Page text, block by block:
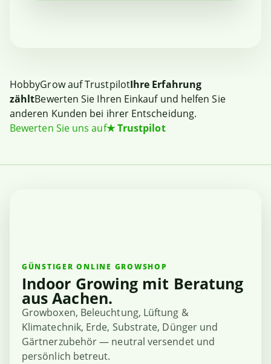
HobbyGrow auf TrustpilotIhre Erfahrung
zähltBewerten Sie Ihren Einkauf und helfen Sie
anderen Kunden bei ihrer Entscheidung.
Bewerten Sie uns auf★Trustpilot
GÜNSTIGER ONLINE GROWSHOP
Indoor Growing mit Beratung
aus Aachen.
Growboxen, Beleuchtung, Lüftung &
Klimatechnik, Erde, Substrate, Dünger und
Gärtnerzubehör — neutral versendet und
persönlich betreut.